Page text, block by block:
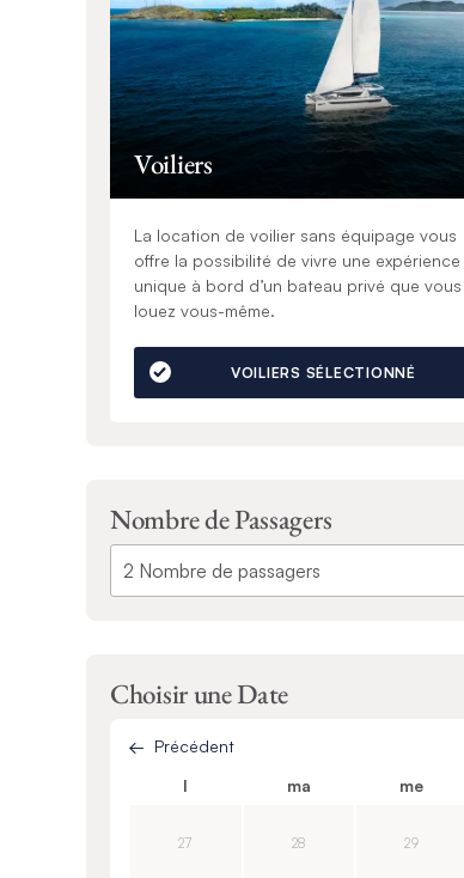
Voiliers
La location de voilier sans équipage vous
offre la possibilité de vivre une expérience
unique à bord d’un bateau privé que vous
louez vous-même.
VOILIERS SÉLECTIONNÉ
Nombre de Passagers
Choisir une Date
Précédent
l
ma me
27 28 29